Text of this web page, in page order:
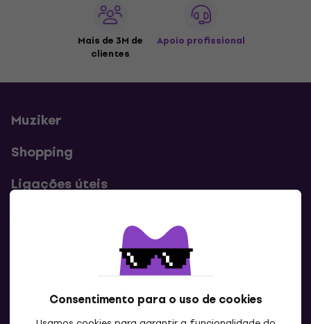
Consentimento para o uso de cookies
Mais de 3M de
clientes
Apoio profissional
Muziker
Shopping
Ligações úteis
Contatos
Contacta-nos